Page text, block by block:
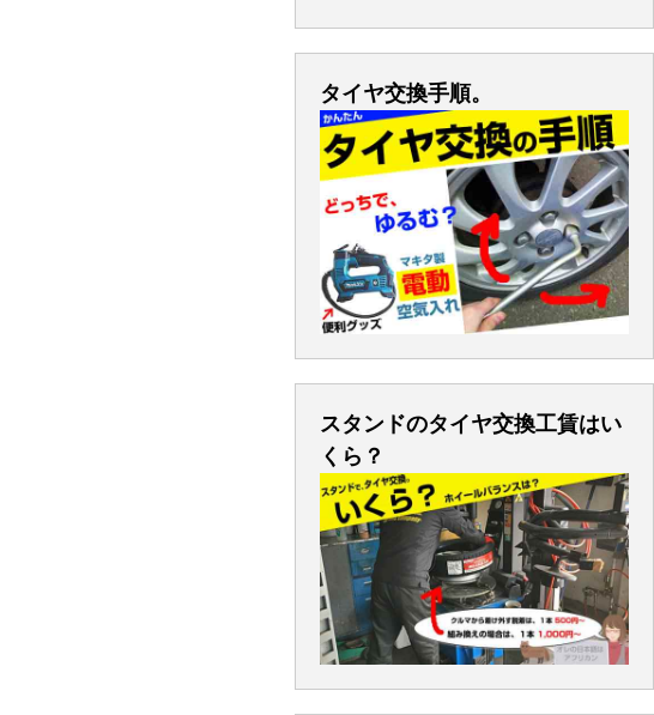
タイヤ交換手順。
スタンドのタイヤ交換工賃はい
くら？